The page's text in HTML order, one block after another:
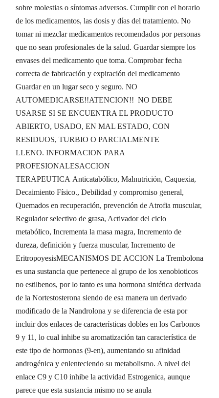
sobre molestias o síntomas adversos. Cumplir con el horario
de los medicamentos, las dosis y días del tratamiento. No
tomar ni mezclar medicamentos recomendados por personas
que no sean profesionales de la salud. Guardar siempre los
envases del medicamento que toma. Comprobar fecha
correcta de fabricación y expiración del medicamento
Guardar en un lugar seco y seguro. NO
AUTOMEDICARSE!!ATENCION!! NO DEBE
USARSE SI SE ENCUENTRA EL PRODUCTO
ABIERTO, USADO, EN MAL ESTADO, CON
RESIDUOS, TURBIO O PARCIALMENTE
LLENO. INFORMACION PARA
PROFESIONALESACCION
TERAPEUTICA Anticatabólico, Malnutrición, Caquexia,
Decaimiento Físico., Debilidad y compromiso general,
Quemados en recuperación, prevención de Atrofia muscular,
Regulador selectivo de grasa, Activador del ciclo
metabólico, Incrementa la masa magra, Incremento de
dureza, definición y fuerza muscular, Incremento de
EritropoyesisMECANISMOS DE ACCION La Trembolona
es una sustancia que pertenece al grupo de los xenobioticos
no estilbenos, por lo tanto es una hormona sintética derivada
de la Nortestosterona siendo de esa manera un derivado
modificado de la Nandrolona y se diferencia de esta por
incluir dos enlaces de características dobles en los Carbonos
9 y 11, lo cual inhibe su aromatización tan característica de
este tipo de hormonas (9-en), aumentando su afinidad
androgénica y enlenteciendo su metabolismo. A nivel del
enlace C9 y C10 inhibe la actividad Estrogenica, aunque
parece que esta sustancia mismo no se anula